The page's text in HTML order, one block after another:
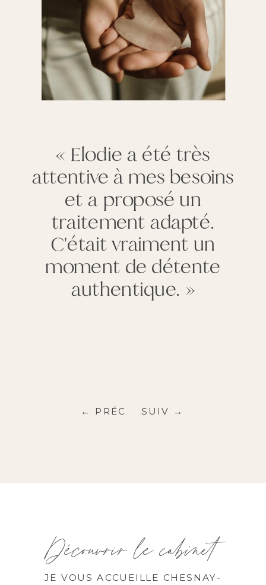
SUIV →
← PRÉC
« Elodie a été très
attentive à mes besoins
et a proposé un
traitement adapté.
C'était vraiment un
moment de détente
authentique. »
Découvrir le cabinet
JE VOUS ACCUEILLE CHESNAY-